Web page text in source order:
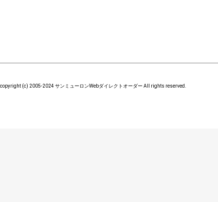
copyright (c) 2005-2024 サンミューロンWebダイレクトオーダー All rights reserved.